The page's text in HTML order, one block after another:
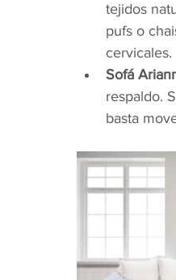
tejidos
pufs o
cervicales.
Sofá
respaldo.
basta